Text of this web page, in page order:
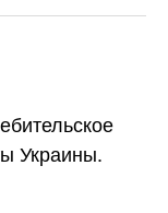
Украины.